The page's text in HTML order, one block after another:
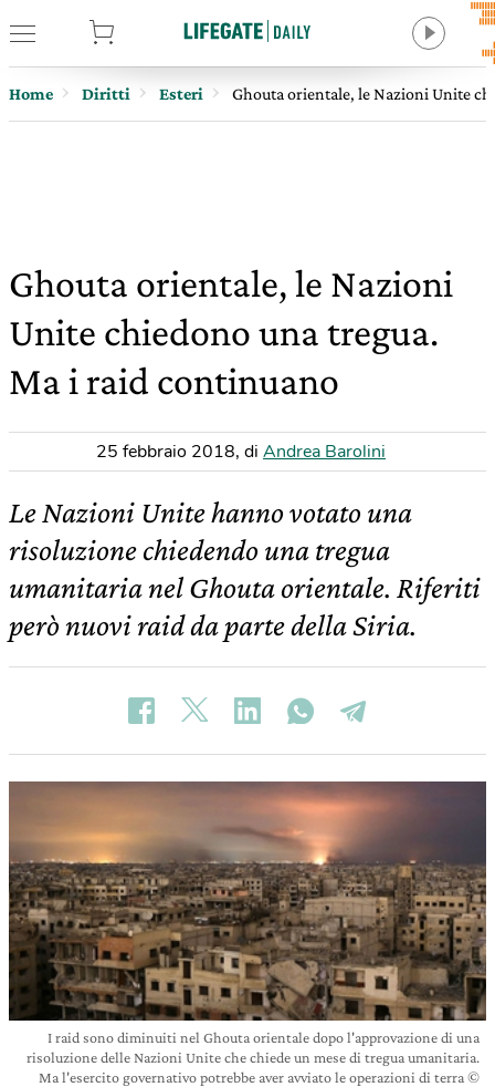
Home Diritti Esteri Ghouta orientale, le Nazioni Unite
Ghouta orientale, le Nazioni
Unite chiedono una tregua.
Ma i raid continuano
25 febbraio 2018, di Andrea Barolini
Le Nazioni Unite hanno votato una
risoluzione chiedendo una tregua
umanitaria nel Ghouta orientale. Riferiti
però nuovi raid da parte della Siria.
I raid sono diminuiti nel Ghouta orientale dopo l'approvazione di una
risoluzione delle Nazioni Unite che chiede un mese di tregua umanitaria.
Ma l'esercito governativo potrebbe aver avviato le operazioni di terra ©